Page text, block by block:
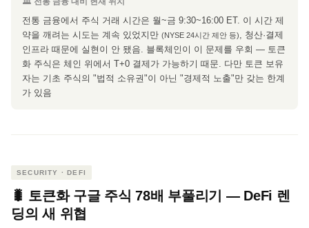
전통 금융에서 주식 거래 시간은 월~금 9:30~16:00 ET. 이 시간 제
약을 깨려는 시도는 계속 있었지만 (NYSE 24시간 제안 등), 청산·결제
인프라 때문에 실현이 안 됐음. 블록체인이 이 문제를 우회 — 토큰
화 주식은 체인 위에서 T+0 결제가 가능하기 때문. 다만 토큰 보유
자는 기초 주식의 "법적 소유권"이 아닌 "경제적 노출"만 갖는 한계
가 있음
SECURITY · DEFI
🐛 토큰화 구글 주식 78배 부풀리기 — DeFi 렌
딩의 새 위협